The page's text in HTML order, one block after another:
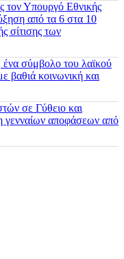
τον Υπουργό Εθνικής
από τα 6 στα 10
σίτισης των
σύμβολο του λαϊκού
βαθιά κοινωνική και
σε Γύθειο και
γενναίων αποφάσεων από